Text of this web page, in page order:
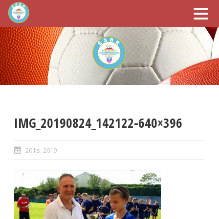
IMG_20190824_142122-640×396
20 lis. 2019